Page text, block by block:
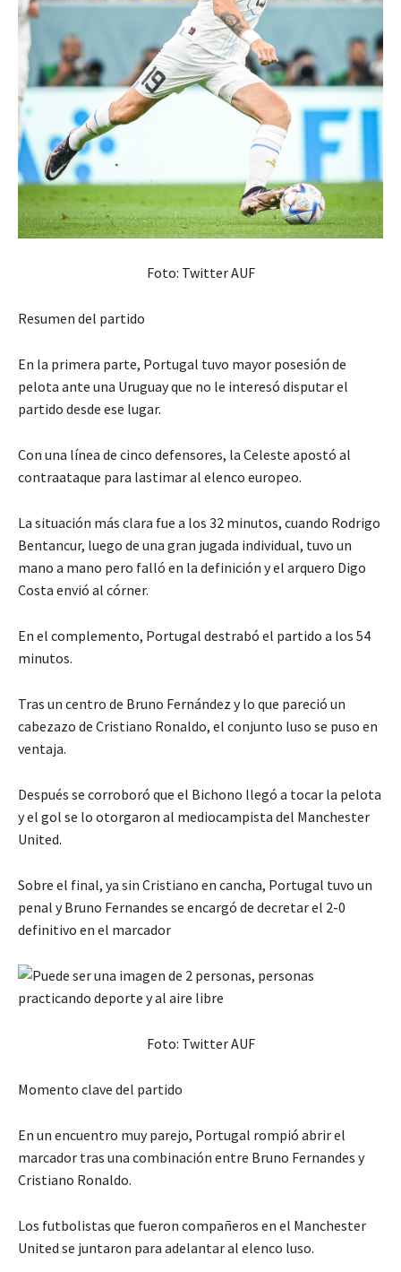
Foto: Twitter AUF
Resumen del partido
En la primera parte, Portugal tuvo mayor posesión de
pelota ante una Uruguay que no le interesó disputar el
partido desde ese lugar.
Con una línea de cinco defensores, la Celeste apostó al
contraataque para lastimar al elenco europeo.
La situación más clara fue a los 32 minutos, cuando Rodrigo
Bentancur, luego de una gran jugada individual, tuvo un
mano a mano pero falló en la definición y el arquero Digo
Costa envió al córner.
En el complemento, Portugal destrabó el partido a los 54
minutos.
Tras un centro de Bruno Fernández y lo que pareció un
cabezazo de Cristiano Ronaldo, el conjunto luso se puso en
ventaja.
Después se corroboró que el Bichono llegó a tocar la pelota
y el gol se lo otorgaron al mediocampista del Manchester
United.
Sobre el final, ya sin Cristiano en cancha, Portugal tuvo un
penal y Bruno Fernandes se encargó de decretar el 2-0
definitivo en el marcador
Foto: Twitter AUF
Momento clave del partido
En un encuentro muy parejo, Portugal rompió abrir el
marcador tras una combinación entre Bruno Fernandes y
Cristiano Ronaldo.
Los futbolistas que fueron compañeros en el Manchester
United se juntaron para adelantar al elenco luso.